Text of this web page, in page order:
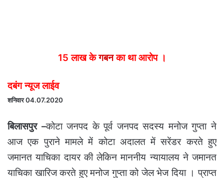
15 लाख केगबनका था आरोप ।
दबंग न्यूज लाईव
शनिवार 04.07.2020
बिलासपुर –कोटा जनपद के पूर्व जनपद सदस्य मनोज गुप्ता ने
आज एक पुराने मामले में कोटा अदालत में सरेंडर करते हुए
जमानत याचिका दायर की लेकिन माननीय न्यायालय ने जमानत
याचिका खारिज करते हुए मनोज गुप्ता को जेल भेज दिया । प्राप्त